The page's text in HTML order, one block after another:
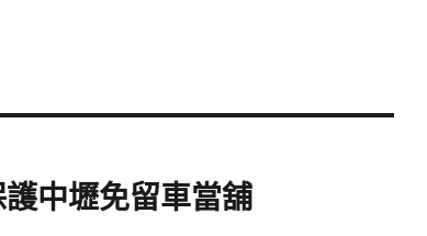
中壢免留車當舖